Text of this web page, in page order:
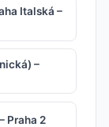
Italská –
–
Praha 2